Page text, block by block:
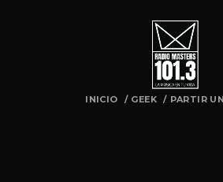
INICIO / GEEK / PARTIR